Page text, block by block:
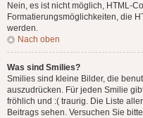
Nein, es ist nicht möglich, HTML-
Formatierungsmöglichkeiten, die
werden.
Nach oben
Was sind Smilies?
Smilies sind kleine Bilder, die
auszudrücken. Für jeden Smilie
fröhlich und :( traurig. Die Liste
Beitrags sehen. Versuchen Sie